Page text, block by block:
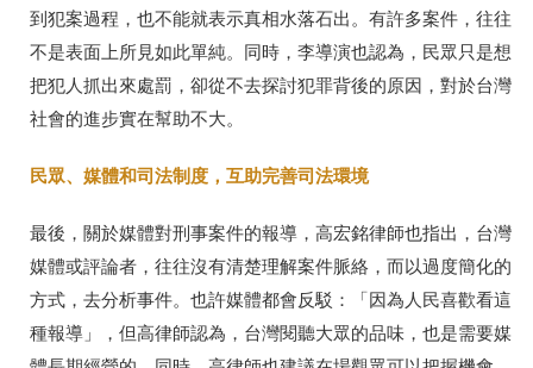
到犯案過程，也不能就表示真相水落石出。有許多案件，往往
不是表面上所見如此單純。同時，李導演也認為，民眾只是想
把犯人抓出來處罰，卻從不去探討犯罪背後的原因，對於台灣
社會的進步實在幫助不大。
民眾、媒體和司法制度，互助完善司法環境
最後，關於媒體對刑事案件的報導，高宏銘律師也指出，台灣
媒體或評論者，往往沒有清楚理解案件脈絡，而以過度簡化的
方式，去分析事件。也許媒體都會反駁：「因為人民喜歡看這
種報導」，但高律師認為，台灣閱聽大眾的品味，也是需要媒